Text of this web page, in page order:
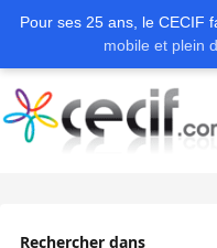
Pour ses 25 ans, le CECIF
mobile et plein
Rechercher dans